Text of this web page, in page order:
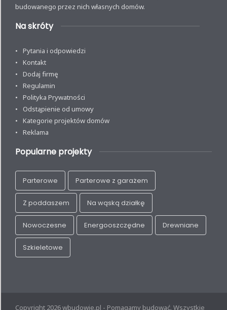
budowanego przez nich własnych domów.
Na skróty
Pytania i odpowiedzi
Kontakt
Dodaj firmę
Regulamin
Polityka Prywatności
Odstąpienie od umowy
Kategorie projektów domów
Reklama
Popularne projekty
Parterowe Parterowe z garażem
Z poddaszem Na wąską działkę
Nowoczesne Energooszczędne Drewniane
Szkieletowe
Copyright 2026 wbudowie.pl - Pomagamy budować. Wszystkie